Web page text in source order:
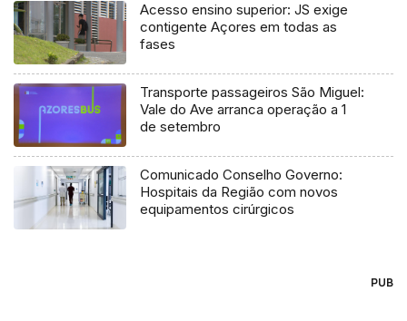
Acesso ensino superior: JS exige
contigente Açores em todas as
fases
Transporte passageiros São Miguel:
Vale do Ave arranca operação a 1
de setembro
Comunicado Conselho Governo:
Hospitais da Região com novos
equipamentos cirúrgicos
PUB